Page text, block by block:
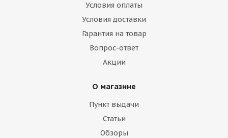
Условия оплаты
Условия доставки
Гарантия на товар
Вопрос-ответ
Акции
О магазине
Пункт выдачи
Статьи
Обзоры